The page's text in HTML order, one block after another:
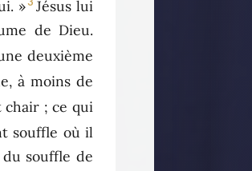
» Jésus lui
de Dieu.
deuxième
à moins de
chair ; ce qui
souffle où il
souffle de